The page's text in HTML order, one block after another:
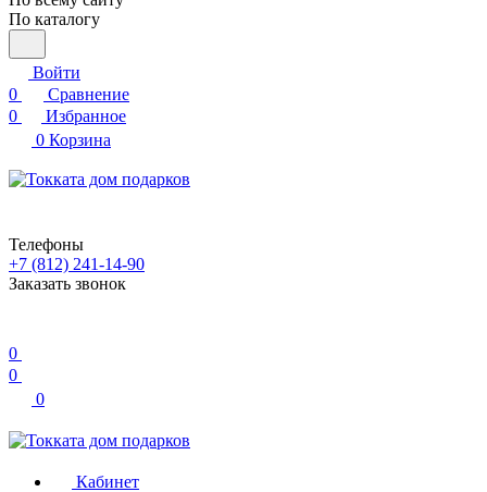
По каталогу
Войти
0
Сравнение
0
Избранное
0 Корзина
Телефоны
+7 (812) 241-14-90
Заказать звонок
0
0
0
Кабинет